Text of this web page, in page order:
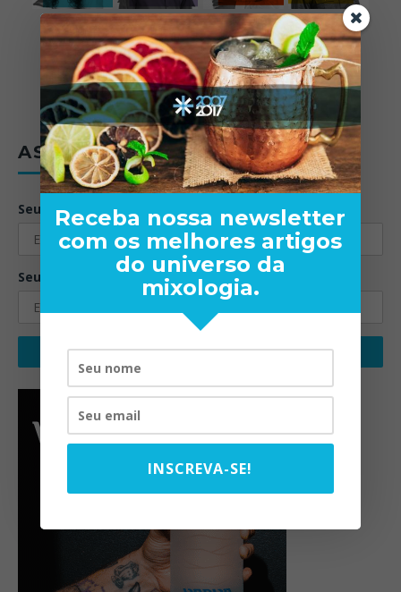
ASSINE A NEWSLETTER
Seu nome:
Seu email:
Receba nossa newsletter
com os melhores artigos
do universo da
mixologia.
INSCREVA-SE!